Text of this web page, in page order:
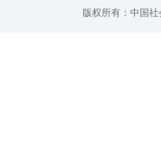
版权所有：中国